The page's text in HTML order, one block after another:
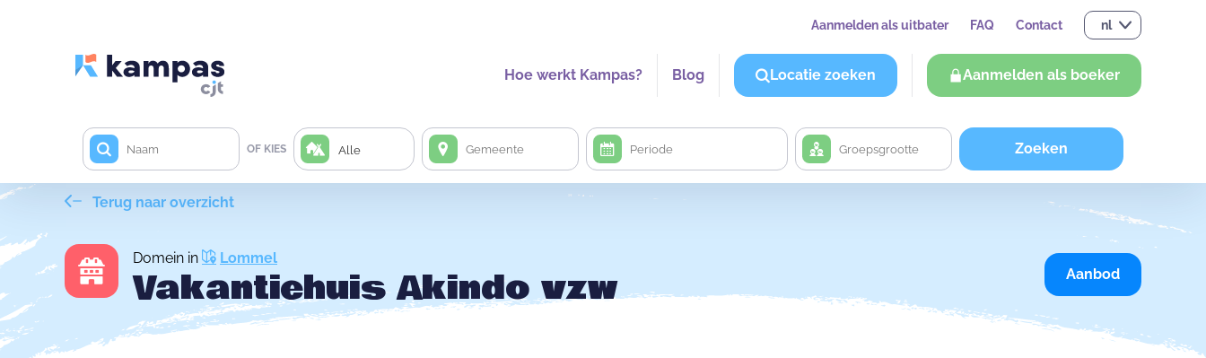
Aanmelden als uitbater FAQ Contact nl
Hoe werkt Kampas? Blog Locatie zoeken Aanmelden als boeker
OF KIES Alle Zoeken
Terug naar overzicht
Domein in Lommel
Vakantiehuis Akindo vzw Aanbod